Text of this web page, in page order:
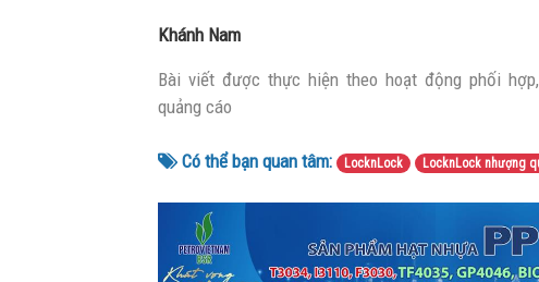
Khánh Nam
Bài viết được thực hiện theo hoạt động phối
quảng cáo
Có thể bạn quan tâm: LocknLock LocknLock nhượng